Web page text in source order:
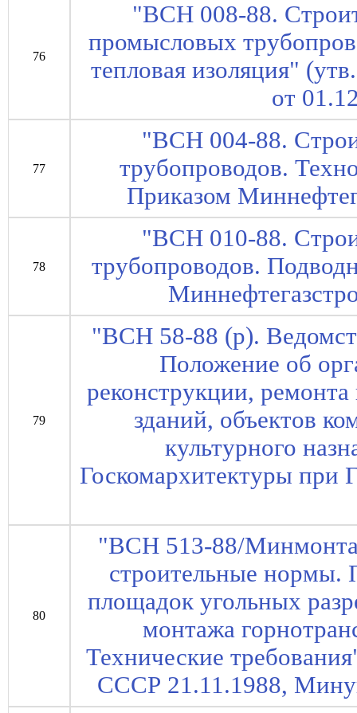
76
"ВСН 008-88.
промысловых
тепловая изоляция"
от
77
"ВСН 004-88.
трубопроводов.
Приказом
78
"ВСН 010-88.
трубопроводов.
79
"ВСН 58-88 (р).
Положение об
реконструкции,
зданий, объектов
культурного
Госкомархитектуры при
80
"ВСН 513-88/
строительные нормы.
площадок угольных
монтажа
Технические
СССР 21.11.1988,